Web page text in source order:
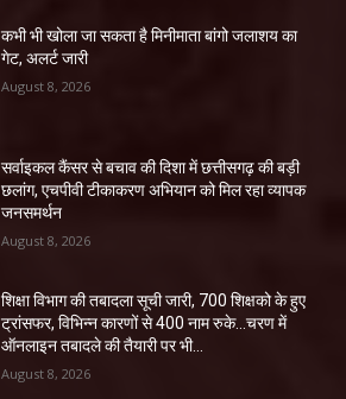
कभी भी खोला जा सकता है मिनीमाता बांगो जलाशय का
गेट, अलर्ट जारी
August 8, 2026
सर्वाइकल कैंसर से बचाव की दिशा में छत्तीसगढ़ की बड़ी
छलांग, एचपीवी टीकाकरण अभियान को मिल रहा व्यापक
जनसमर्थन
August 8, 2026
शिक्षा विभाग की तबादला सूची जारी, 700 शिक्षको के हुए
ट्रांसफर, विभिन्न कारणों से 400 नाम रुके…चरण में
ऑनलाइन तबादले की तैयारी पर भी...
August 8, 2026